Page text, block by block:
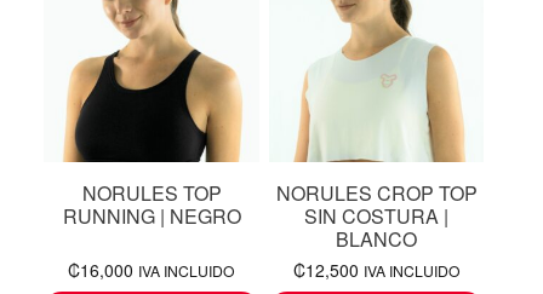
NORULES TOP
RUNNING | NEGRO
₡16,000 IVA INCLUIDO
NORULES CROP TOP
SIN COSTURA |
BLANCO
₡12,500 IVA INCLUIDO